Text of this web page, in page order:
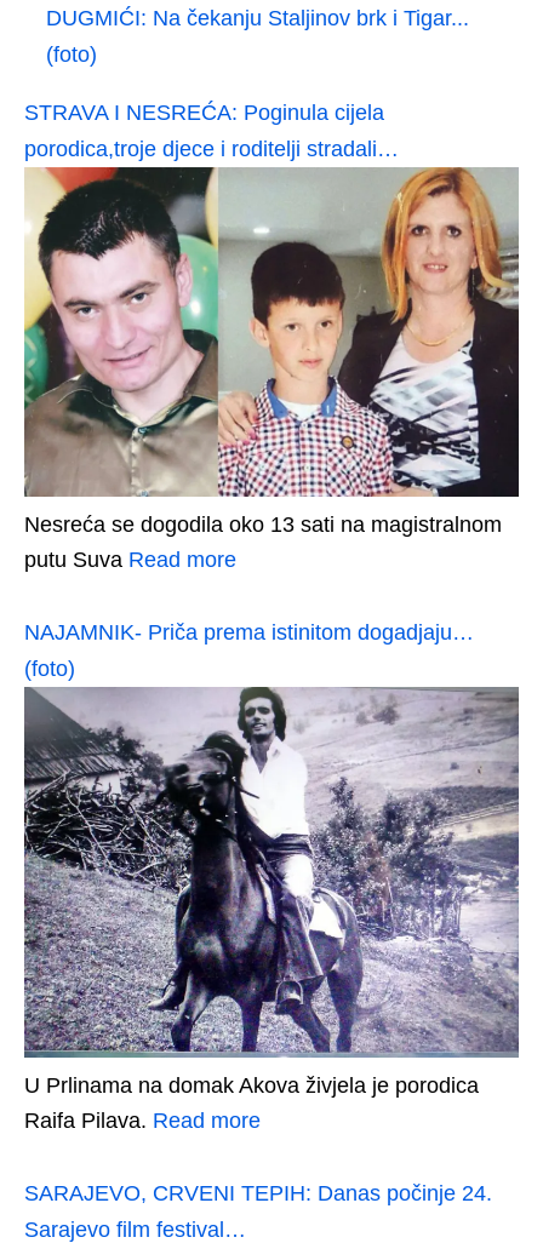
DUGMIĆI: Na čekanju Staljinov brk i Tigar...
(foto)
STRAVA I NESREĆA: Poginula cijela
porodica,troje djece i roditelji stradali…
Nesreća se dogodila oko 13 sati na magistralnom
putu Suva Read more
NAJAMNIK- Priča prema istinitom dogadjaju…
(foto)
U Prlinama na domak Akova živjela je porodica
Raifa Pilava. Read more
SARAJEVO, CRVENI TEPIH: Danas počinje 24.
Sarajevo film festival…